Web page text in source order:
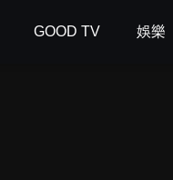
GOOD TV 娛樂